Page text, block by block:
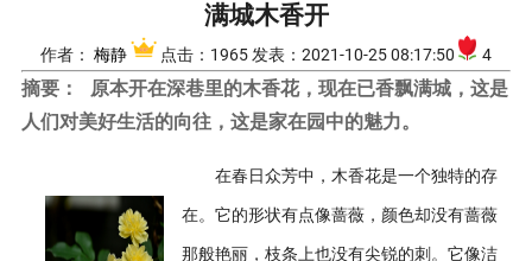
满城木香开
作者： 梅静 点击：1965 发表：2021-10-25 08:17:50 4
摘要：
原本开在深巷里的木香花，现在已香飘满城，这是
人们对美好生活的向往，这是家在园中的魅力。
在春日众芳中，木香花是一个独特的存
在。它的形状有点像蔷薇，颜色却没有蔷薇
那般艳丽，枝条上也没有尖锐的刺。它像洁